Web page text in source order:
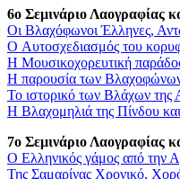
6o Σεμινάριο Λαογραφίας
Οι Βλαχόφωνοι Έλληνες,
O Αυτοσχεδιασμός του
Η Μουσικοχορευτική
Η παρουσία των
Το ιστορικό των Βλάχων της
Η Βλαχομηλιά της Πίνδου
7o Σεμινάριο Λαογραφίας
Ο Ελληνικός γάμος από την
Της Σαμαρίνας Χρονικό,